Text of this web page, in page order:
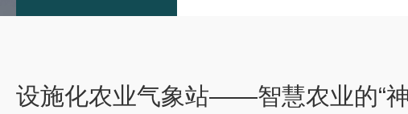
设施化农业气象站——智慧农业的“